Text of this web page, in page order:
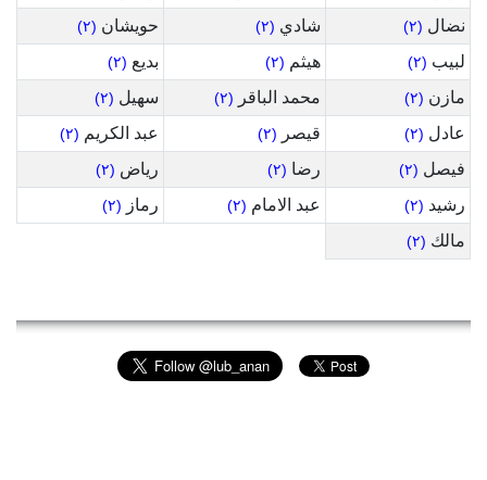
نضال (٢) شادي (٢) حويشان (٢)
لبيب (٢) هيثم (٢) بديع (٢)
مازن (٢) محمد الباقر (٢) سهيل (٢)
عادل (٢) قيصر (٢) عبد الكريم (٢)
فيصل (٢) رضا (٢) رياض (٢)
رشيد (٢) عبد الامام (٢) رماز (٢)
مالك (٢)